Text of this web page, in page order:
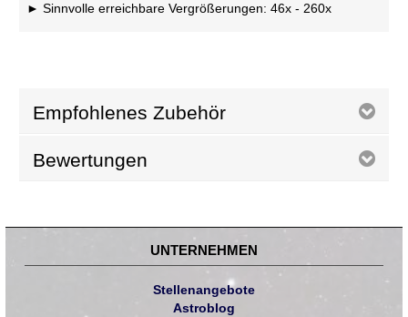
Sinnvolle erreichbare Vergrößerungen: 46x - 260x
Empfohlenes Zubehör
Bewertungen
UNTERNEHMEN
Stellenangebote
Astroblog